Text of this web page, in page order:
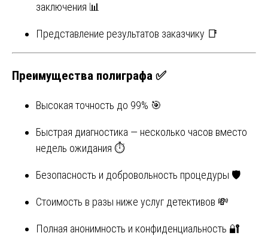
заключения 📊
Представление результатов заказчику 📑
Преимущества полиграфа ✅
Высокая точность до 99% 🎯
Быстрая диагностика — несколько часов вместо
недель ожидания ⏱️
Безопасность и добровольность процедуры 🛡️
Стоимость в разы ниже услуг детективов 💸
Полная анонимность и конфиденциальность 🔐